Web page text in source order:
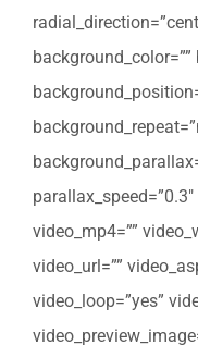
video_mp4=””
video_url=””
video_loop=”yes”